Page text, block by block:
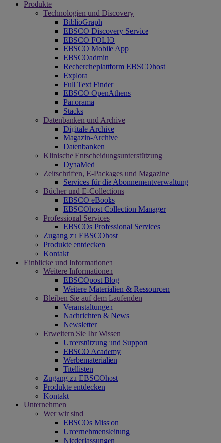
Produkte
Technologien und Discovery
BiblioGraph
EBSCO Discovery Service
EBSCO FOLIO
EBSCO Mobile App
EBSCOadmin
Rechercheplattform EBSCOhost
Explora
Full Text Finder
EBSCO OpenAthens
Panorama
Stacks
Datenbanken und Archive
Digitale Archive
Magazin-Archive
Datenbanken
Klinische Entscheidungsunterstützung
DynaMed
Zeitschriften, E-Packages und Magazine
Services für die Abonnementverwaltung
Bücher und E-Collections
EBSCO eBooks
EBSCOhost Collection Manager
Professional Services
EBSCOs Professional Services
Zugang zu EBSCOhost
Produkte entdecken
Kontakt
Einblicke und Informationen
Weitere Informationen
EBSCOpost Blog
Weitere Materialien & Ressourcen
Bleiben Sie auf dem Laufenden
Veranstaltungen
Nachrichten & News
Newsletter
Erweitern Sie Ihr Wissen
Unterstützung und Support
EBSCO Academy
Werbematerialien
Titellisten
Zugang zu EBSCOhost
Produkte entdecken
Kontakt
Unternehmen
Wer wir sind
EBSCOs Mission
Unternehmensleitung
Niederlassungen